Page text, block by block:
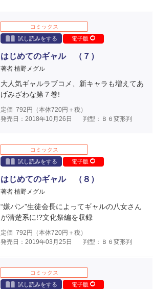
コミックス
試し読みをする
電子版
はじめてのギャル （７）
著者 植野メグル
大人気ギャルラブコメ、新キャラも増えてあ
げみざわな第７巻!
定価 792 円（本体720円＋税）
発売日：2018年10月26日
判型：Ｂ６変形判
コミックス
試し読みをする
電子版
はじめてのギャル （８）
著者 植野メグル
“嫌パン”生徒会長によってギャルの八女さん
が清楚系に!?文化祭編を収録
定価 792 円（本体720円＋税）
発売日：2019年03月25日
判型：Ｂ６変形判
コミックス
試し読みをする
電子版